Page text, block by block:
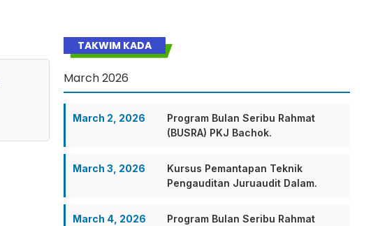
TAKWIM KADA
March 2026
March 2, 2026
Program Bulan Seribu Rahmat
(BUSRA) PKJ Bachok.
March 3, 2026
Kursus Pemantapan Teknik
Pengauditan Juruaudit Dalam.
March 4, 2026
Program Bulan Seribu Rahmat